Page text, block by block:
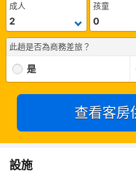
成人 孩童
此趟是否為商務差旅？
是
查看客房
設施